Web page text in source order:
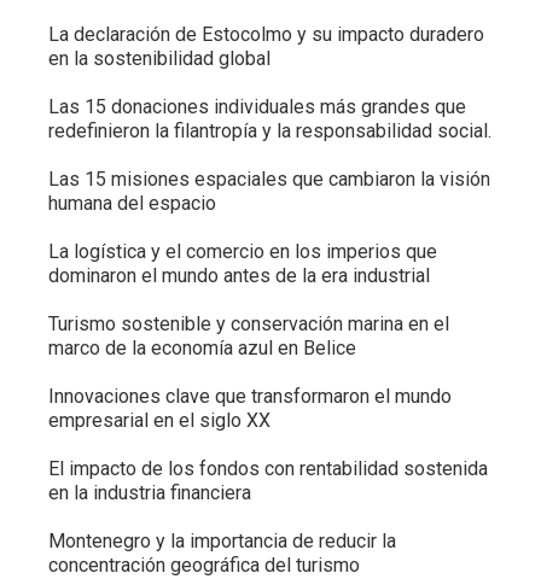
La declaración de Estocolmo y su impacto duradero
en la sostenibilidad global
Las 15 donaciones individuales más grandes que
redefinieron la filantropía y la responsabilidad social.
Las 15 misiones espaciales que cambiaron la visión
humana del espacio
La logística y el comercio en los imperios que
dominaron el mundo antes de la era industrial
Turismo sostenible y conservación marina en el
marco de la economía azul en Belice
Innovaciones clave que transformaron el mundo
empresarial en el siglo XX
El impacto de los fondos con rentabilidad sostenida
en la industria financiera
Montenegro y la importancia de reducir la
concentración geográfica del turismo